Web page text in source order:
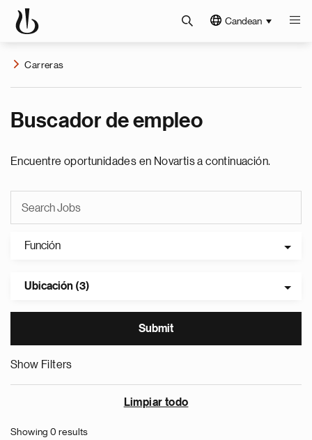
Candean
Carreras
Buscador de empleo
Encuentre oportunidades en Novartis a continuación.
Función
Ubicación (3)
Show Filters
Limpiar todo
Showing 0 results